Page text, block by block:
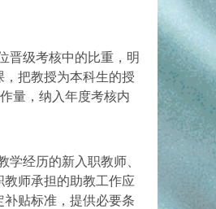
晋级考核中的比重，明
把教授为本科生的授
量，纳入年度考核内
经历的新入职教师、
师承担的助教工作应
贴标准，提供必要条